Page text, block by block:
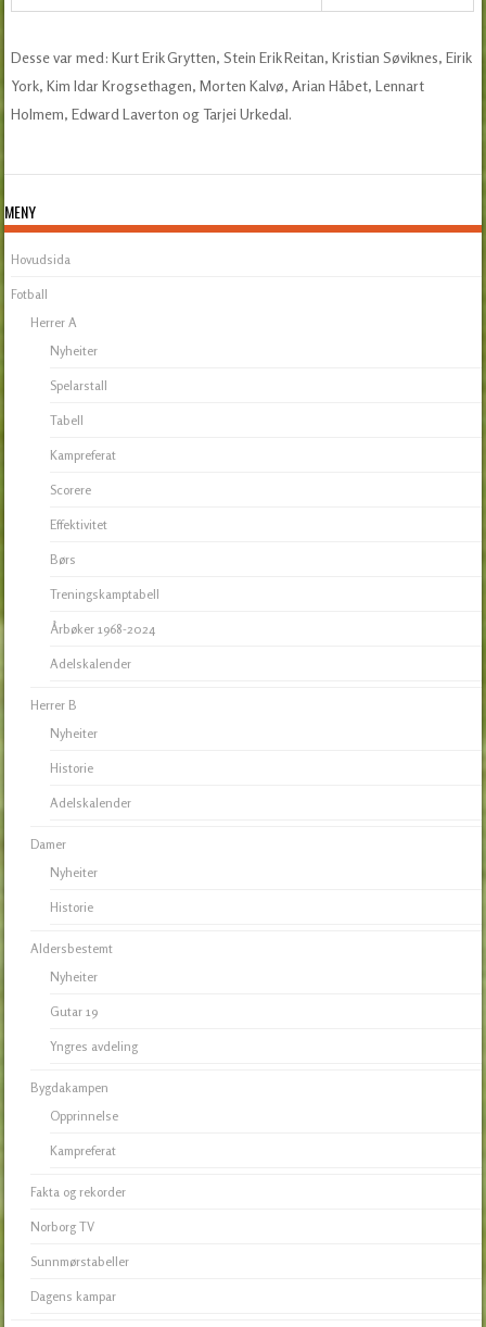
Desse var med: Kurt Erik Grytten, Stein Erik Reitan, Kristian Søviknes, Eirik
York, Kim Idar Krogsethagen, Morten Kalvø, Arian Håbet, Lennart
Holmem, Edward Laverton og Tarjei Urkedal.
MENY
Hovudsida
Fotball
Herrer A
Nyheiter
Spelarstall
Tabell
Kampreferat
Scorere
Effektivitet
Børs
Treningskamptabell
Årbøker 1968-2024
Adelskalender
Herrer B
Nyheiter
Historie
Adelskalender
Damer
Nyheiter
Historie
Aldersbestemt
Nyheiter
Gutar 19
Yngres avdeling
Bygdakampen
Opprinnelse
Kampreferat
Fakta og rekorder
Norborg TV
Sunnmørstabeller
Dagens kampar